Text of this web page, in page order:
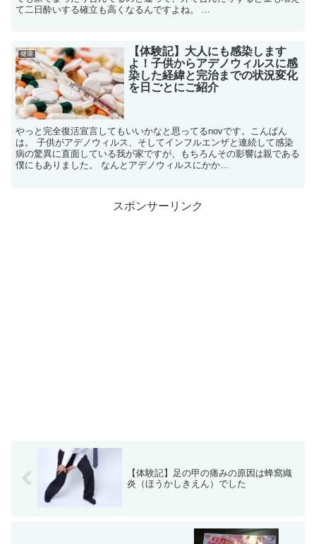
て二日酔いする確立も高くなるんですよね。 ...
健康
【体験記】大人にも感染します
よ！子供からアデノウィルスに感
染した経緯と完治までの状況変化
を日ごとにご紹介
やっと完全復活宣言してもいいかなと思ってるnovです。こんばん
は。 子供がアデノウィルス、そしてインフルエンザと連続して感染
病の驚異に直面している我が家ですが、もちろんその影響は親である
僕にもありました。 なんとアデノウィルスにかか...
スポンサーリンク
【体験記】足の甲の痛みの原因は蜂窩織
炎（ほうかしきえん）でした